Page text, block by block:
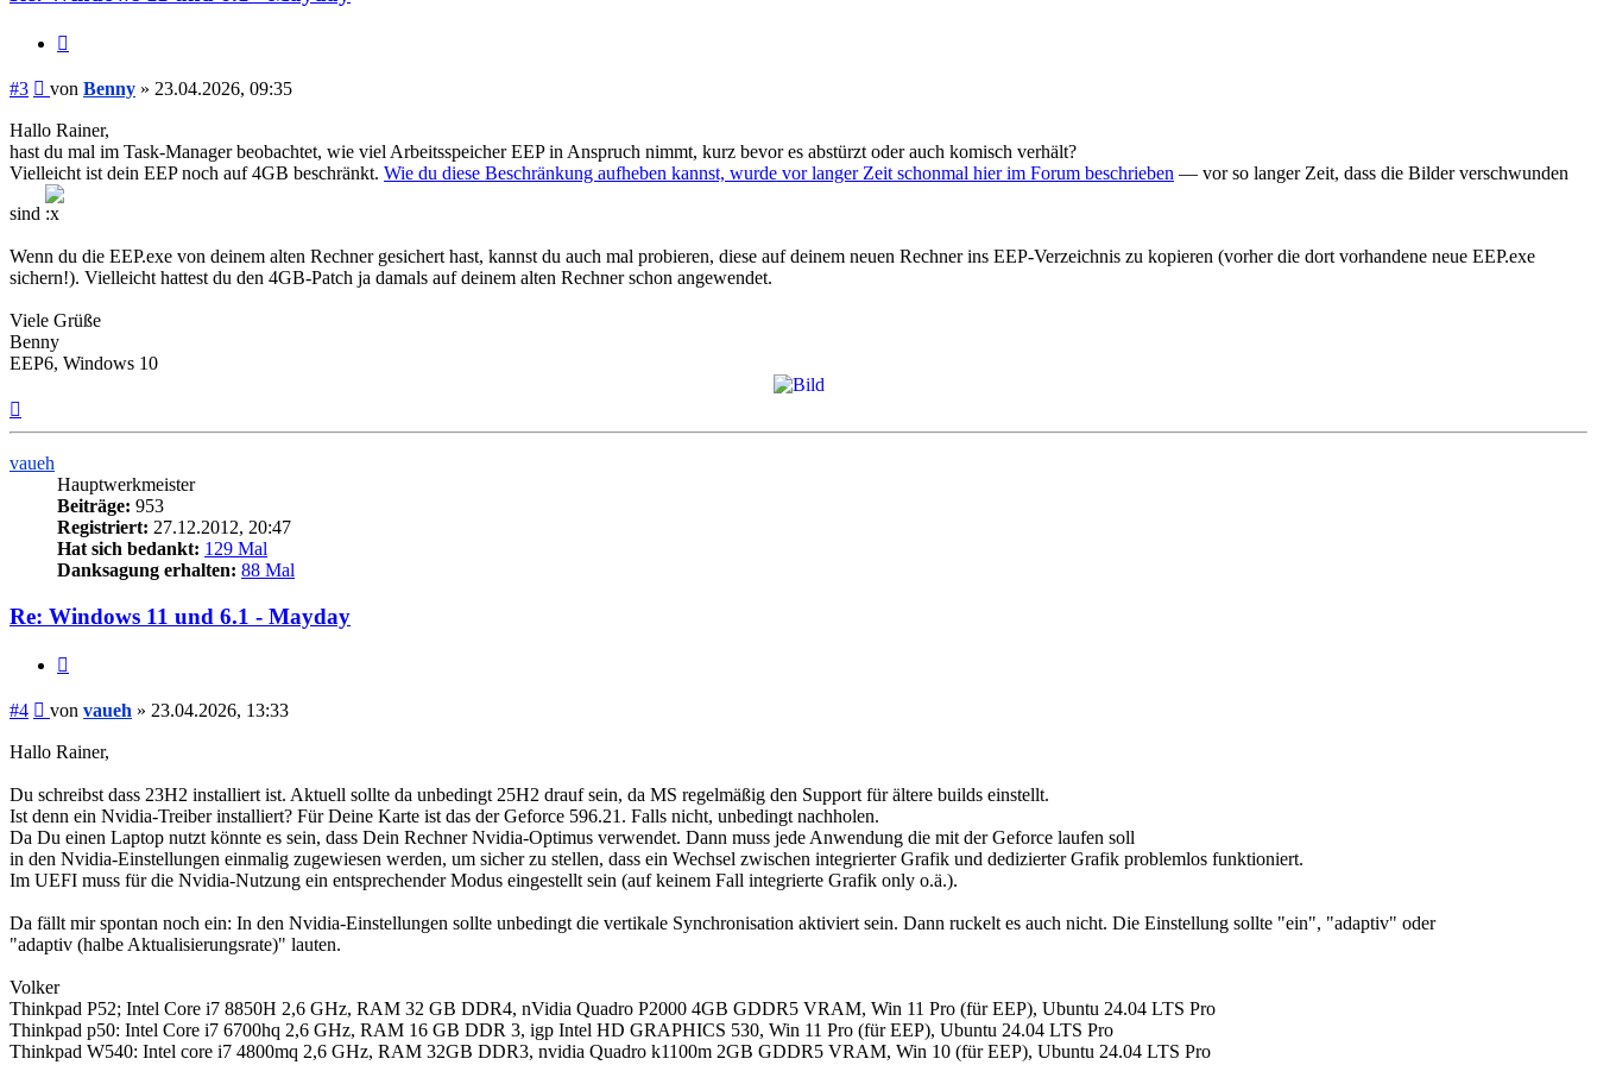
#3 Beitrag
von Benny » 23.04.2026, 09:35
Hallo Rainer,
hast du mal im Task-Manager beobachtet, wie viel Arbeitsspeicher EEP in Anspruch nimmt, kurz bevor es abstürzt oder auch komisch verhält?
Vielleicht ist dein EEP noch auf 4GB beschränkt. Wie du diese Beschränkung aufheben kannst, wurde vor langer Zeit schonmal hier im Forum beschrieben — vor so langer Zeit, dass die Bilder verschwunden
sind
Wenn du die EEP.exe von deinem alten Rechner gesichert hast, kannst du auch mal probieren, diese auf deinem neuen Rechner ins EEP-Verzeichnis zu kopieren (vorher die dort vorhandene neue EEP.exe
sichern!). Vielleicht hattest du den 4GB-Patch ja damals auf deinem alten Rechner schon angewendet.
Viele Grüße
Benny
EEP6, Windows 10
vaueh
Hauptwerkmeister
Beiträge: 953
Registriert: 27.12.2012, 20:47
Hat sich bedankt: 129 Mal
Danksagung erhalten: 88 Mal
Re: Windows 11 und 6.1 - Mayday
#4 Beitrag
von vaueh » 23.04.2026, 13:33
Hallo Rainer,
Du schreibst dass 23H2 installiert ist. Aktuell sollte da unbedingt 25H2 drauf sein, da MS regelmäßig den Support für ältere builds einstellt.
Ist denn ein Nvidia-Treiber installiert? Für Deine Karte ist das der Geforce 596.21. Falls nicht, unbedingt nachholen.
Da Du einen Laptop nutzt könnte es sein, dass Dein Rechner Nvidia-Optimus verwendet. Dann muss jede Anwendung die mit der Geforce laufen soll
in den Nvidia-Einstellungen einmalig zugewiesen werden, um sicher zu stellen, dass ein Wechsel zwischen integrierter Grafik und dedizierter Grafik problemlos funktioniert.
Im UEFI muss für die Nvidia-Nutzung ein entsprechender Modus eingestellt sein (auf keinem Fall integrierte Grafik only o.ä.).
Da fällt mir spontan noch ein: In den Nvidia-Einstellungen sollte unbedingt die vertikale Synchronisation aktiviert sein. Dann ruckelt es auch nicht. Die Einstellung sollte "ein", "adaptiv" oder
"adaptiv (halbe Aktualisierungsrate)" lauten.
Volker
Thinkpad P52; Intel Core i7 8850H 2,6 GHz, RAM 32 GB DDR4, nVidia Quadro P2000 4GB GDDR5 VRAM, Win 11 Pro (für EEP), Ubuntu 24.04 LTS Pro
Thinkpad p50: Intel Core i7 6700hq 2,6 GHz, RAM 16 GB DDR 3, igp Intel HD GRAPHICS 530, Win 11 Pro (für EEP), Ubuntu 24.04 LTS Pro
Thinkpad W540: Intel core i7 4800mq 2,6 GHz, RAM 32GB DDR3, nvidia Quadro k1100m 2GB GDDR5 VRAM, Win 10 (für EEP), Ubuntu 24.04 LTS Pro